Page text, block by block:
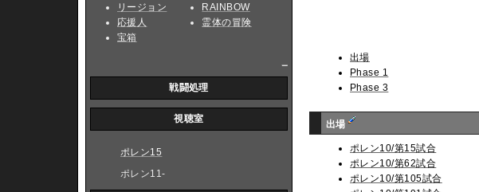
出場
Phase 1
Phase 3
出場
ポレン10/第15試合
ポレン10/第62試合
ポレン10/第105試合
リージョン
応援人
宝箱
RAINBOW
霊体の冒険
戦闘処理
視聴室
ポレン15
ポレン11-